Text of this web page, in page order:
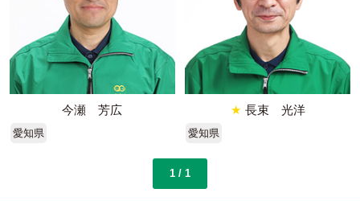
今瀬 芳広
愛知県
★ 長束 光洋
愛知県
1 / 1